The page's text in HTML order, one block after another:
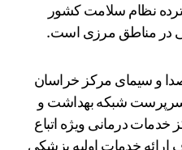
نظام سلامت کشور
در مناطق مرزی است.
و سیمای مرکز خراسان
سرپرست شبکه بهداشت و
خدمات درمانی ویژه اتباع
ارائه خدمات اولیه پزشکی